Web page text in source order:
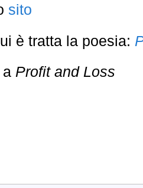
sito
è tratta la poesia:
a Profit and Loss